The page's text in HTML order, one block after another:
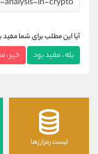
آیا این مطلب برای شما مفید
بله ، مفید بود خیر ،
لیست رمزارزها